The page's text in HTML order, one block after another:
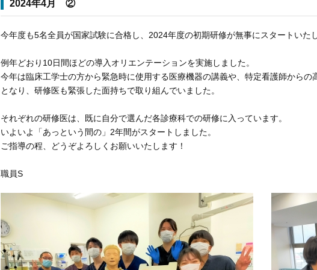
2024年4月 ②
今年度も5名全員が国家試験に合格し、2024年度の初期研修が無事にスタートいた
例年どおり10日間ほどの導入オリエンテーションを実施しました。
今年は臨床工学士の方から緊急時に使用する医療機器の講義や、特定看護師から
となり、研修医も緊張した面持ちで取り組んでいました。
それぞれの研修医は、既に自分で選んだ各診療科での研修に入っています。
いよいよ「あっという間の」2年間がスタートしました。
ご指導の程、どうぞよろしくお願いいたします！
職員S